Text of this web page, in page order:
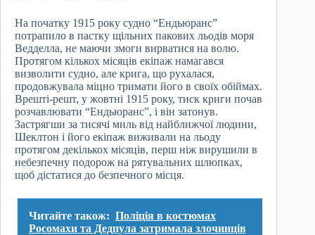
На початку 1915 року судно “Ендьюранс”
потрапило в пастку щільних пакових льодів моря
Ведделла, не маючи змоги вирватися на волю.
Протягом кількох місяців екіпаж намагався
визволити судно, але крига, що рухалася,
продовжувала міцно тримати його в своїх обіймах.
Врешті-решт, у жовтні 1915 року, тиск криги почав
розчавлювати “Ендьюранс”, і він затонув.
Застрягши за тисячі миль від найближчої людини,
Шеклтон і його екіпаж виживали на льоду
протягом декількох місяців, перш ніж вирушили в
небезпечну подорож на рятувальних шлюпках,
щоб дістатися до безпечного місця.
Читайте також: Поліція в костюмах
Росомахи та Дедпула затримала злочинців